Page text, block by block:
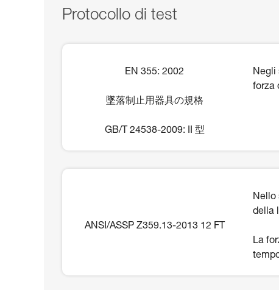
Protocollo di test
EN 355: 2002
墜落制止用器具の規格
GB/T 24538-2009: II 型
Negli
forza
ANSI/ASSP Z359.13-2013 12 FT
Nello
della
La